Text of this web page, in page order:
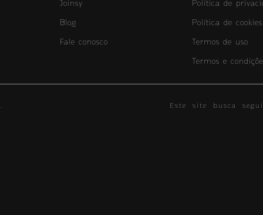
Joinsy
Blog
Fale conosco
Política de
Política de cookies
Termos de uso
Termos e
Este site busca